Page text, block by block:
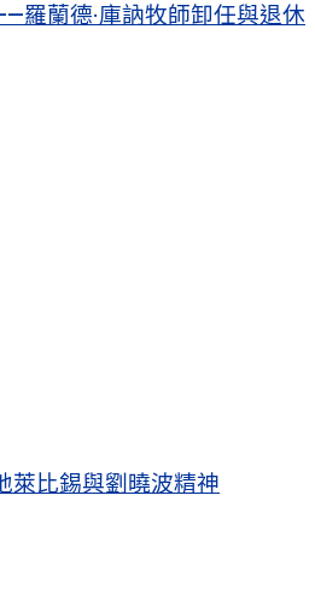
羅蘭德·庫訥牧師卸任與退休
萊比錫與劉曉波精神